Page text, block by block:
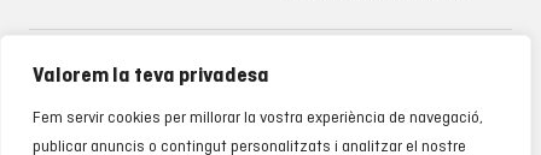
Valorem la teva privadesa
Fem servir cookies per millorar la vostra experiència de navegació,
publicar anuncis o contingut personalitzats i analitzar el nostre
Atenció al client